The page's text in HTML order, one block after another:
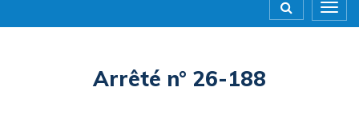
Arrêté n° 26-188